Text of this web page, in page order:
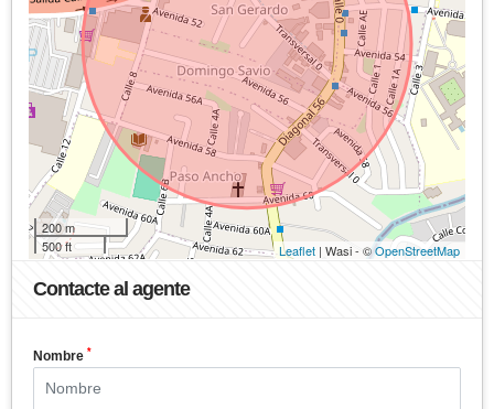
200 m
500 ft
Leaflet | Wasi - ©OpenStreetMap
Contacte al agente
Nombre *